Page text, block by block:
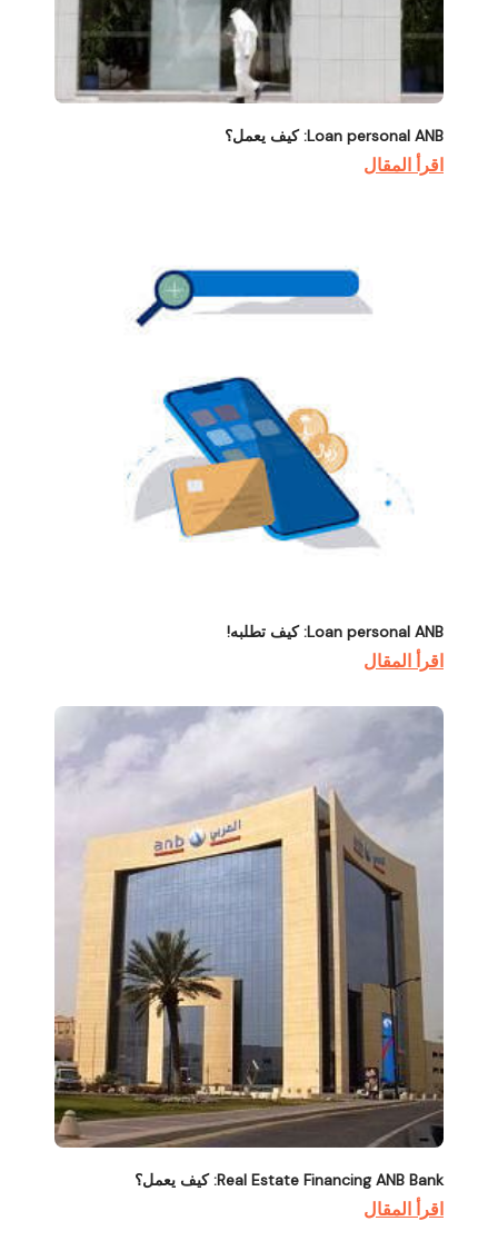
Loan personal ANB: كيف يعمل؟
اقرأ المقال
Loan personal ANB: كيف تطلبه!
اقرأ المقال
Real Estate Financing ANB Bank: كيف يعمل؟
اقرأ المقال